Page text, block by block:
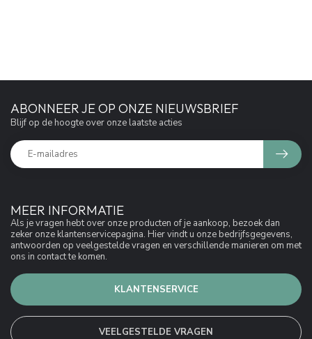
MEER INFORMATIE
Als je vragen hebt over onze producten of je aankoop, bezoek dan
zeker onze klantenservicepagina. Hier vindt u onze bedrijfsgegevens,
antwoorden op veelgestelde vragen en verschillende manieren om met
ons in contact te komen.
KLANTENSERVICE
VEELGESTELDE VRAGEN
ABONNEER JE OP ONZE NIEUWSBRIEF
Blijf op de hoogte over onze laatste acties